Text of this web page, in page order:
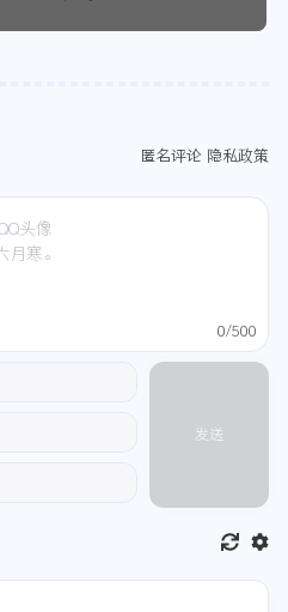
匿名评论 隐私政策
0/500
发送